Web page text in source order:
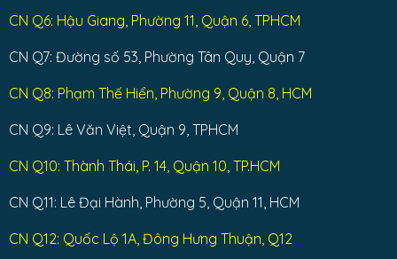
CN Q6: Hậu Giang, Phường 11, Quận 6, TPHCM
CN Q7: Đường số 53, Phường Tân Quy, Quận 7
CN Q8: Phạm Thế Hiển, Phường 9, Quận 8, HCM
CN Q9: Lê Văn Việt, Quận 9, TPHCM
CN Q10: Thành Thái, P. 14, Quận 10, TP.HCM
CN Q11: Lê Đại Hành, Phường 5, Quận 11, HCM
CN Q12: Quốc Lộ 1A, Đông Hưng Thuận, Q12